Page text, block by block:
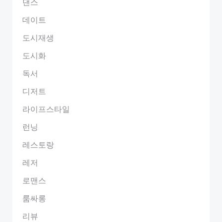
데이트
도시재생
도시화
독서
디저트
라이프스타일
런닝
레스토랑
레저
로맨스
룸싸롱
리뷰